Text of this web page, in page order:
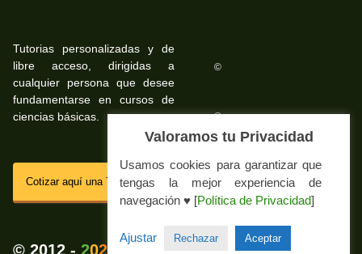
Tutorias personalizadas y de
libre acceso, dirigidas a
cualquier persona que desee
fundamentarse en cursos de
ciencias básicas.
Cotizar aquí una Tutoria Web
© 2012 - 202 💚
©
©
SSL
Valoramos tu Privacidad
Usamos cookies para garantizar que
tengas la mejor experiencia de
navegación ♥ [Política de Privacidad]
Ajustar Rechazar Aceptar